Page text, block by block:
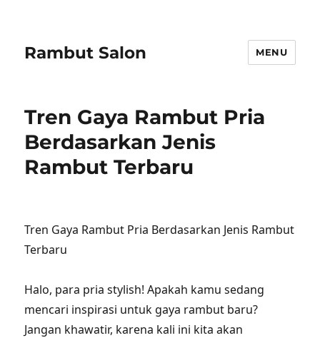
Rambut Salon MENU
Tren Gaya Rambut Pria
Berdasarkan Jenis
Rambut Terbaru
Tren Gaya Rambut Pria Berdasarkan Jenis Rambut
Terbaru
Halo, para pria stylish! Apakah kamu sedang
mencari inspirasi untuk gaya rambut baru?
Jangan khawatir, karena kali ini kita akan